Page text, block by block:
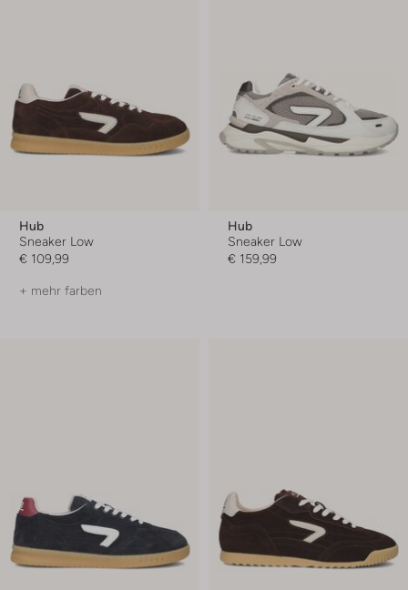
Hub
Sneaker Low
€ 109,99
+ mehr farben
Hub
Sneaker Low
€ 159,99